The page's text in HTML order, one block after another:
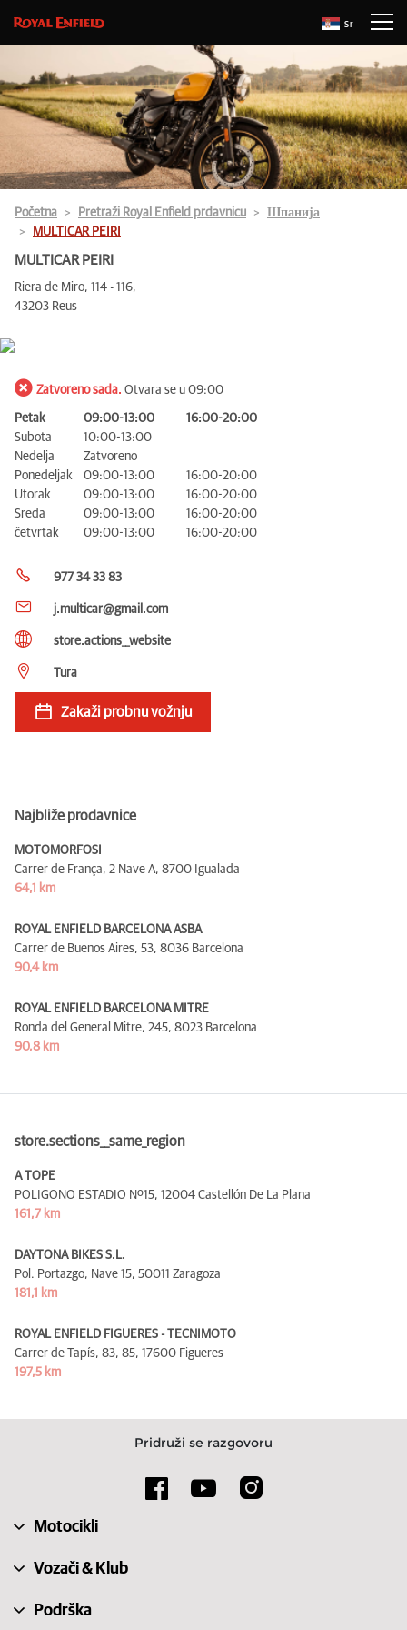
Sr
Početna Pretraži Royal Enfield prdavnicu
Шпанија
MULTICAR PEIRI
MULTICAR PEIRI
Riera de Miro, 114 - 116,
43203 Reus
Zatvoreno sada. Otvara se u 09:00
Petak 09:00-13:00
16:00-20:00
Subota
10:00-13:00
Nedelja
Zatvoreno
Ponedeljak
09:00-13:00
16:00-20:00
Utorak
09:00-13:00
16:00-20:00
Sreda
09:00-13:00
16:00-20:00
četvrtak
09:00-13:00 16:00-20:00
977 34 33 83
j.multicar@gmail.com
store.actions__website
Tura
Zakaži probnu vožnju
Najbliže prodavnice
MOTOMORFOSI
Carrer de França, 2 Nave A, 8700 Igualada
64,1 km
ROYAL ENFIELD BARCELONA ASBA
Carrer de Buenos Aires, 53, 8036 Barcelona
90,4 km
ROYAL ENFIELD BARCELONA MITRE
Ronda del General Mitre, 245, 8023 Barcelona
90,8 km
store.sections__same_region
A TOPE
POLIGONO ESTADIO Nº15, 12004 Castellón De La Plana
161,7 km
DAYTONA BIKES S.L.
Pol. Portazgo, Nave 15, 50011 Zaragoza
181,1 km
ROYAL ENFIELD FIGUERES - TECNIMOTO
Carrer de Tapís, 83, 85, 17600 Figueres
197,5 km
Pridruži se razgovoru
Motocikli
Vozači & Klub
Podrška